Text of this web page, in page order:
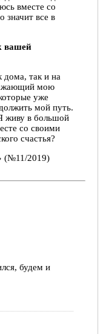
вместе со
значит все в
вашей
дома, так и на
мою
уже
мой путь.
живу в большой
со своими
счастья?
(№11/2019)
будем и